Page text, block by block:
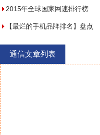
2015年全球国家网速排行榜
【最烂的手机品牌排名】盘点
最差手机排行
通信文章列表